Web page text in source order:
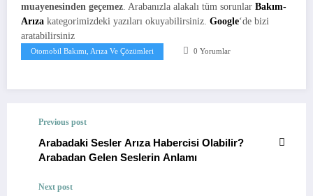
muayenesinden geçemez . Arabanızla alakalı tüm sorunlar Bakım-
Arıza kategorimizdeki yazıları okuyabilirsiniz. Google‘de bizi
aratabilirsiniz
Otomobil Bakımı, Arıza Ve Çözümleri 0 Yorumlar
Previous post
Arabadaki Sesler Arıza Habercisi Olabilir?
Arabadan Gelen Seslerin Anlamı
Next post